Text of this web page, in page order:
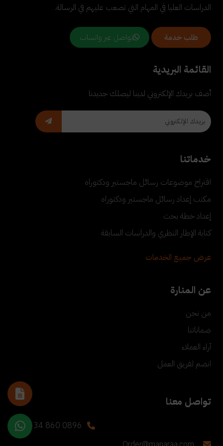
الدراسات العليا في المهام التي تصعب عليهم في الرسالة.
طلب خدمة تواصل عبر واتساب
القائمة البريدية
أضف بريدك الإلكتروني لدينا ليصلك جديدنا
خدماتنا
اقتراح موضوعات رسائل ماجستير ودكتوراه
مكتب إعداد رسائل ماجستير ودكتوراه
إعداد خطة بحث
كتابة الإطار النظري والدراسات السابقة
عرض جميع الخدمات
عن المنارة
من نحن
ضماناتنا
آراء العملاء
انضم لفريق العمل
تواصل معنا
+90 534 860 0896